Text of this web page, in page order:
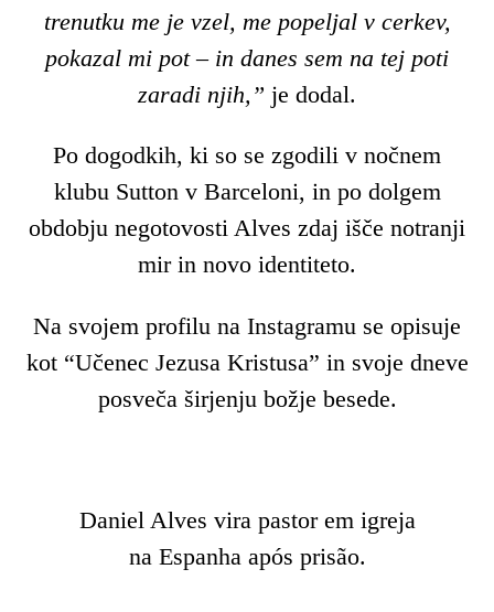
trenutku me je vzel, me popeljal v cerkev,
pokazal mi pot – in danes sem na tej poti
zaradi njih,” je dodal.
Po dogodkih, ki so se zgodili v nočnem
klubu Sutton v Barceloni, in po dolgem
obdobju negotovosti Alves zdaj išče notranji
mir in novo identiteto.
Na svojem profilu na Instagramu se opisuje
kot “Učenec Jezusa Kristusa” in svoje dneve
posveča širjenju božje besede.
Daniel Alves vira pastor em igreja
na Espanha após prisão.